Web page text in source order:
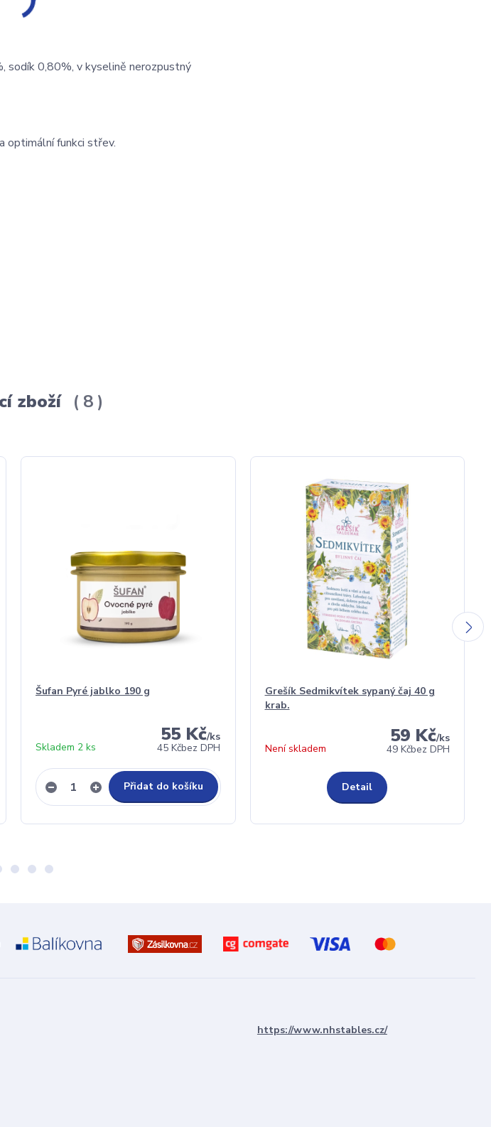
sodík 0,80%, v kyselině nerozpustný
optimální funkci střev.
zboží 8
Šufan Pyré jablko 190 g
55 Kč/ks
45 Kčbez DPH
Skladem 2 ks
Přidat do košíku
Grešík Sedmikvítek sypaný čaj 40 g
krab.
59 Kč/ks
49 Kčbez DPH
Není skladem
Detail
https://www.nhstables.cz/